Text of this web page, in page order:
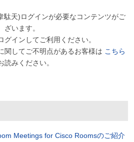
駄天)ログインが必要なコンテンツがご
ざいます。
グインしてご利用ください。
関してご不明点があるお客様は こちら
読みください。
Meetings for Cisco Roomsのご紹介